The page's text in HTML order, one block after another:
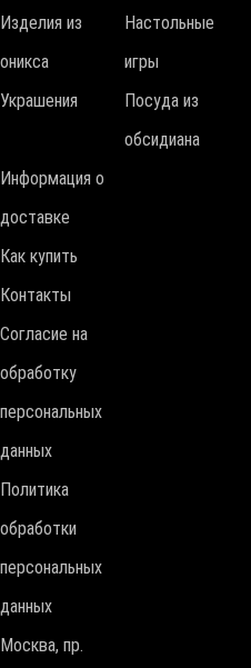
Изделия из
оникса
Настольные
игры
Украшения
Посуда из
обсидиана
Информация о
доставке
Как купить
Контакты
Согласие на
обработку
персональных
данных
Политика
обработки
персональных
данных
Москва, пр.